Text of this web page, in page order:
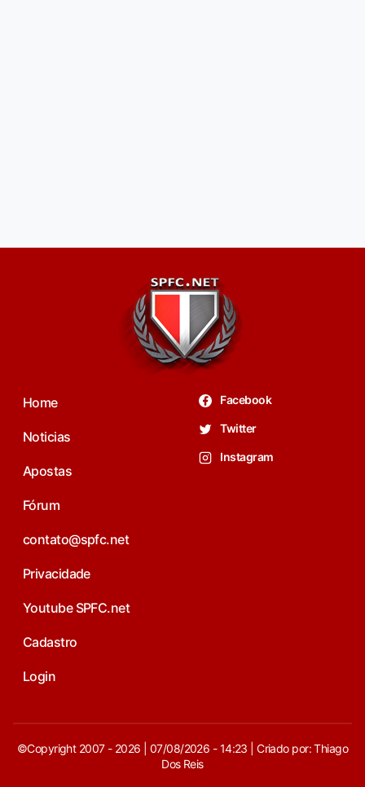
Home
Noticias
Apostas
Fórum
contato@spfc.net
Privacidade
Youtube SPFC.net
Cadastro
Login
Facebook
Twitter
Instagram
©Copyright 2007 - 2026 | 07/08/2026 - 14:23 | Criado por: Thiago
Dos Reis